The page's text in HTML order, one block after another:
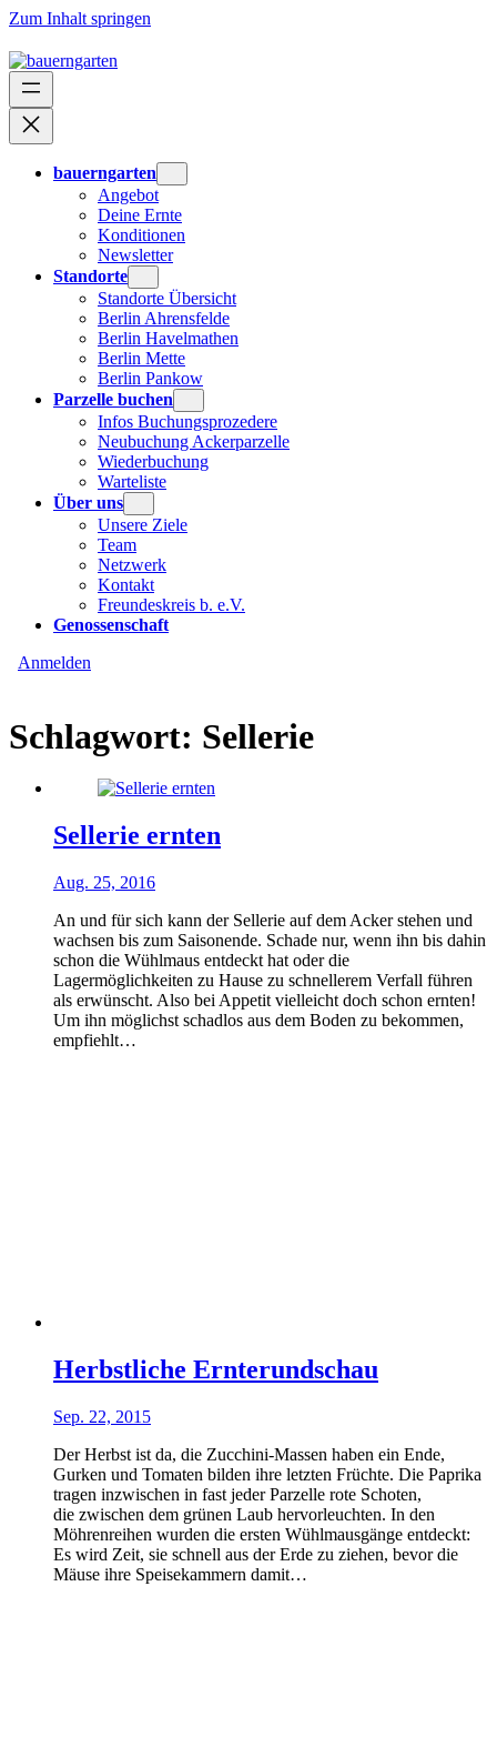
Zum Inhalt springen
bauerngarten
Angebot
Deine Ernte
Konditionen
Newsletter
Standorte
Standorte Übersicht
Berlin Ahrensfelde
Berlin Havelmathen
Berlin Mette
Berlin Pankow
Parzelle buchen
Infos Buchungsprozedere
Neubuchung Ackerparzelle
Wiederbuchung
Warteliste
Über uns
Unsere Ziele
Team
Netzwerk
Kontakt
Freundeskreis b. e.V.
Genossenschaft
Anmelden
Schlagwort: Sellerie
Sellerie ernten
Aug. 25, 2016
An und für sich kann der Sellerie auf dem Acker stehen und
wachsen bis zum Saisonende. Schade nur, wenn ihn bis dahin
schon die Wühlmaus entdeckt hat oder die
Lagermöglichkeiten zu Hause zu schnellerem Verfall führen
als erwünscht. Also bei Appetit vielleicht doch schon ernten!
Um ihn möglichst schadlos aus dem Boden zu bekommen,
empfiehlt…
Herbstliche Ernterundschau
Sep. 22, 2015
Der Herbst ist da, die Zucchini-Massen haben ein Ende,
Gurken und Tomaten bilden ihre letzten Früchte. Die Paprika
tragen inzwischen in fast jeder Parzelle rote Schoten,
die zwischen dem grünen Laub hervorleuchten. In den
Möhrenreihen wurden die ersten Wühlmausgänge entdeckt:
Es wird Zeit, sie schnell aus der Erde zu ziehen, bevor die
Mäuse ihre Speisekammern damit…